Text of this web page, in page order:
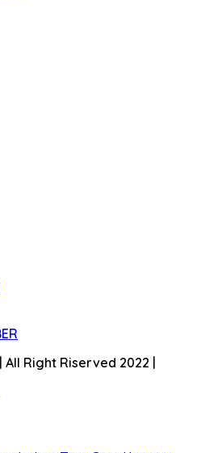
Right Riserved 2022 |